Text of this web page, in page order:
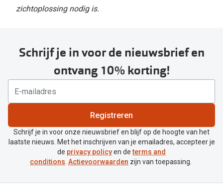
zichtoplossing nodig is.
Schrijf je in voor de nieuwsbrief en
ontvang 10% korting!
Registreren
Schrijf je in voor onze nieuwsbrief en blijf op de hoogte van het
laatste nieuws. Met het inschrijven van je emailadres, accepteer je
de privacy policyen determs and
conditions. Actievoorwaarden zijn van toepassing.